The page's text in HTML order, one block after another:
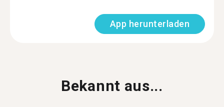
App herunterladen
Bekannt aus...